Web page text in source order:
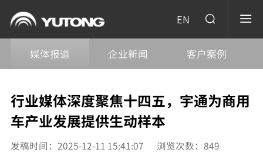
EN
媒体报道 企业新闻 客户案例
行业媒体深度聚焦十四五，宇通为商用
车产业发展提供生动样本
发稿时间：2025-12-11 15:41:07 浏览次数： 849